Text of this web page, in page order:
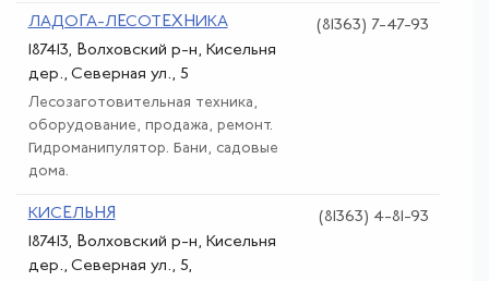
ЛАДОГА-ЛЕСОТЕХНИКА
187413, Волховский р-н, Кисельня
дер., Северная ул., 5
Лесозаготовительная техника,
оборудование, продажа, ремонт.
Гидроманипулятор. Бани, садовые
дома.
(81363) 7-47-93
КИСЕЛЬНЯ
187413, Волховский р-н, Кисельня
дер., Северная ул., 5,
(81363) 4-81-93